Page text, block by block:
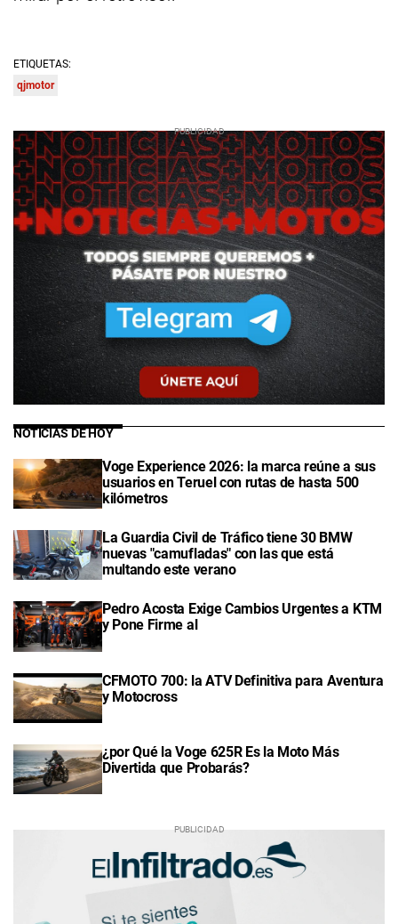
ETIQUETAS:
qjmotor
NOTICIAS DE HOY
Voge Experience 2026: la marca reúne a sus
usuarios en Teruel con rutas de hasta 500
kilómetros
La Guardia Civil de Tráfico tiene 30 BMW
nuevas "camufladas" con las que está
multando este verano
Pedro Acosta Exige Cambios Urgentes a KTM
y Pone Firme al
CFMOTO 700: la ATV Definitiva para Aventura
y Motocross
¿por Qué la Voge 625R Es la Moto Más
Divertida que Probarás?